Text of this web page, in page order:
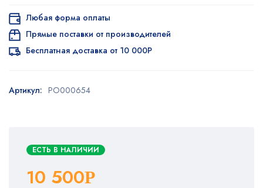
ЕСТЬ В НАЛИЧИИ
10 500Р
Любая форма оплаты
Прямые поставки от производителей
Бесплатная доставка от 10 000Р
Артикул: PO000654